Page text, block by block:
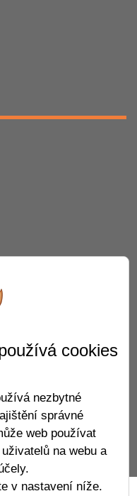
webu Cookies
cookies
nezbytné
správné
web používat
na webu a
v nastavení níže.